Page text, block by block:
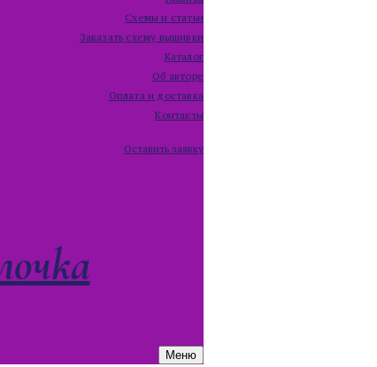
Схемы и статьи
Заказать схему вышивки
Каталог
Об авторе
Оплата и доставка
Контакты
Оставить заявку
Меню